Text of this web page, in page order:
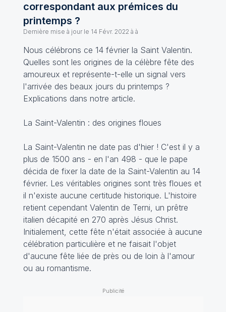
correspondant aux prémices du
printemps ?
Dernière mise à jour le 14 Févr. 2022 à à
Nous célébrons ce 14 février la Saint Valentin.
Quelles sont les origines de la célèbre fête des
amoureux et représente-t-elle un signal vers
l'arrivée des beaux jours du printemps ?
Explications dans notre article.
La Saint-Valentin : des origines floues
La Saint-Valentin ne date pas d'hier ! C'est il y a
plus de 1500 ans - en l'an 498 - que le pape
décida de fixer la date de la Saint-Valentin au 14
février. Les véritables origines sont très floues et
il n'existe aucune certitude historique. L'histoire
retient cependant Valentin de Terni, un prêtre
italien décapité en 270 après Jésus Christ.
Initialement, cette fête n'était associée à aucune
célébration particulière et ne faisait l'objet
d'aucune fête liée de près ou de loin à l'amour
ou au romantisme.